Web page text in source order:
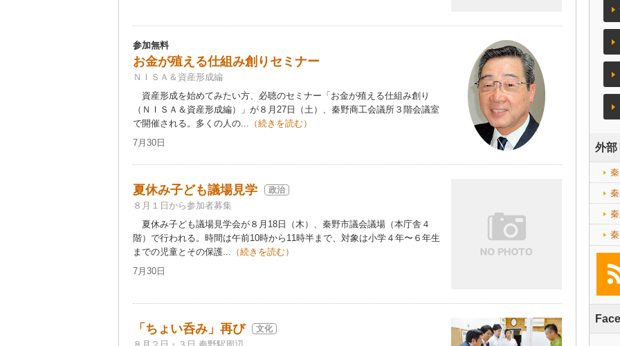
参加無料
お金が殖える仕組み創りセミナー
ＮＩＳＡ＆資産形成編
資産形成を始めてみたい方、必聴のセミナー「お金が殖える仕組み創り
（ＮＩＳＡ＆資産形成編）」が８月27日（土）、秦野商工会議所３階会議室
で開催される。多くの人の... （続きを読む）
7月30日
夏休み子ども議場見学 政治
８月１日から参加者募集
夏休み子ども議場見学会が８月18日（木）、秦野市議会議場（本庁舎４
階）で行われる。時間は午前10時から11時半まで、対象は小学４年〜６年生
までの児童とその保護... （続きを読む）
7月30日
「ちょい呑み」再び 文化
外部